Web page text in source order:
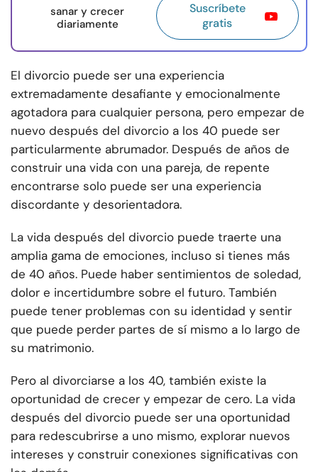
sanar y crecer
diariamente
Suscríbete
gratis
El divorcio puede ser una experiencia
extremadamente desafiante y emocionalmente
agotadora para cualquier persona, pero empezar de
nuevo después del divorcio a los 40 puede ser
particularmente abrumador. Después de años de
construir una vida con una pareja, de repente
encontrarse solo puede ser una experiencia
discordante y desorientadora.
La vida después del divorcio puede traerte una
amplia gama de emociones, incluso si tienes más
de 40 años. Puede haber sentimientos de soledad,
dolor e incertidumbre sobre el futuro. También
puede tener problemas con su identidad y sentir
que puede perder partes de sí mismo a lo largo de
su matrimonio.
Pero al divorciarse a los 40, también existe la
oportunidad de crecer y empezar de cero. La vida
después del divorcio puede ser una oportunidad
para redescubrirse a uno mismo, explorar nuevos
intereses y construir conexiones significativas con